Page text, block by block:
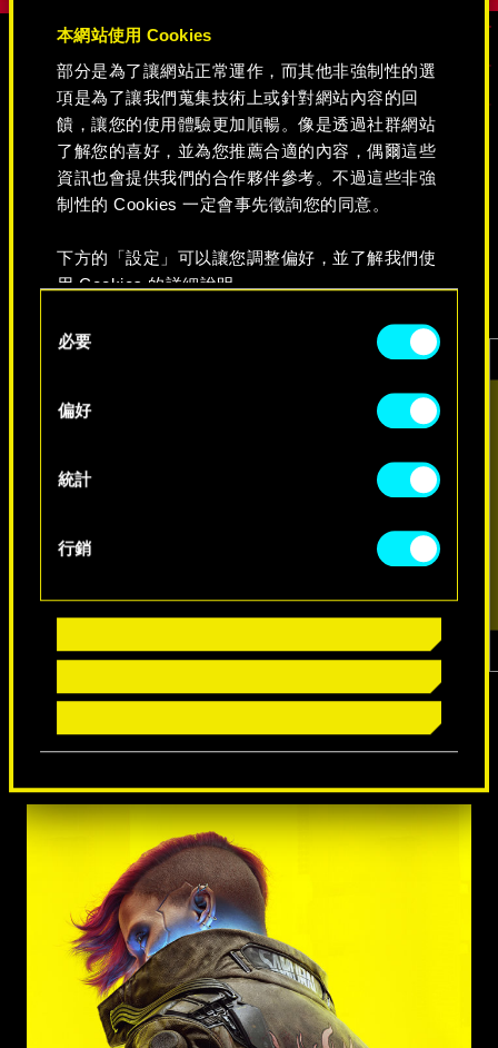
本網站使用 Cookies
部分是為了讓網站正常運作，而其他非強制性的選
項是為了讓我們蒐集技術上或針對網站內容的回
饋，讓您的使用體驗更加順暢。像是透過社群網站
了解您的喜好，並為您推薦合適的內容，偶爾這些
資訊也會提供我們的合作夥伴參考。不過這些非強
制性的 Cookies 一定會事先徵詢您的同意。
下方的「設定」可以讓您調整偏好，並了解我們使
用 Cookies 的詳細說明。
Selection
必要
偏好
統計
行銷
媒體
《電馭叛客 2077》
影片 遊戲擷圖 概念美術圖